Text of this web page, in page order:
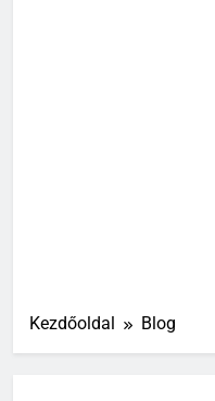
Kezdőoldal Blog